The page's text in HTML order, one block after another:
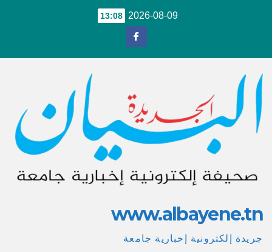
2026-08-09
13:08
www.albayene.tn
جريدة إلكترونية إخبارية جامعة